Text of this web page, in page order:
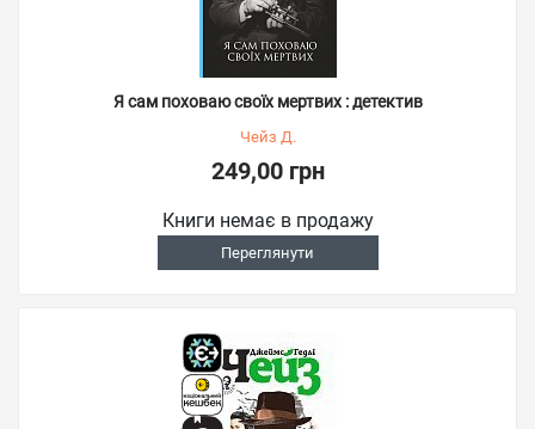
Я сам поховаю своїх мертвих : детектив
Чейз Д.
249,00 грн
Книги немає в продажу
Переглянути